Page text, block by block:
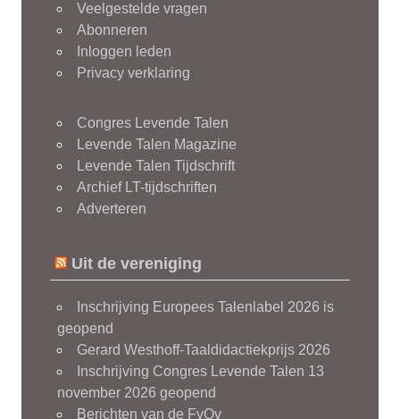
Veelgestelde vragen
Abonneren
Inloggen leden
Privacy verklaring
Congres Levende Talen
Levende Talen Magazine
Levende Talen Tijdschrift
Archief LT-tijdschriften
Adverteren
Uit de vereniging
Inschrijving Europees Talenlabel 2026 is
geopend
Gerard Westhoff-Taaldidactiekprijs 2026
Inschrijving Congres Levende Talen 13
november 2026 geopend
Berichten van de FvOv